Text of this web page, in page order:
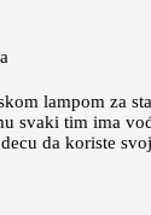
lampom za
svaki tim ima
da koriste